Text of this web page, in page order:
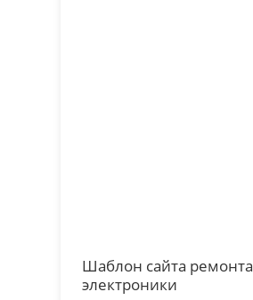
Шаблон сайта ремонта
электроники